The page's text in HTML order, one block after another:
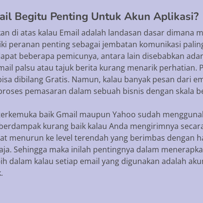
Begitu Penting Untuk Akun Aplikasi?
di atas kalau Email adalah landasan dasar
peranan penting sebagai jembatan komunikasi
beberapa pemicunya, antara lain disebabkan
palsu atau tajuk berita kurang menarik
dibilang Gratis. Namun, kalau banyak pesan dari
pemasaran dalam sebuah bisnis dengan skala
baik Gmail maupun Yahoo sudah
kurang baik kalau Anda mengirimnya
menurun ke level terendah yang berimbas dengan
Sehingga maka inilah pentingnya dalam
dalam kalau setiap email yang digunakan adalah